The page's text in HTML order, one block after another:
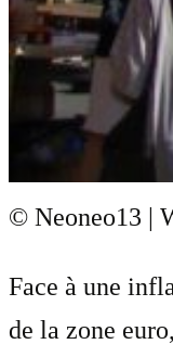
© Neoneo13 |
Face à une
de la zone